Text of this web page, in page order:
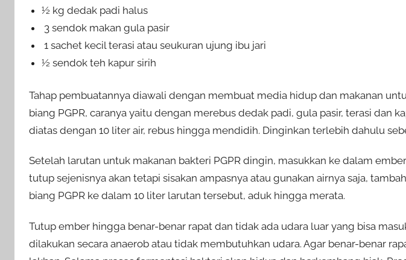
½ kg dedak padi halus
3 sendok makan gula pasir
1 sachet kecil terasi atau seukuran ujung ibu jari
½ sendok teh kapur sirih
Tahap pembuatannya diawali dengan membuat media hidup dan makanan
biang PGPR, caranya yaitu dengan merebus dedak padi, gula pasir, terasi dan
diatas dengan 10 liter air, rebus hingga mendidih. Dinginkan terlebih dahulu
Setelah larutan untuk makanan bakteri PGPR dingin, masukkan ke dalam
tutup sejenisnya akan tetapi sisakan ampasnya atau gunakan airnya saja,
biang PGPR ke dalam 10 liter larutan tersebut, aduk hingga merata.
Tutup ember hingga benar-benar rapat dan tidak ada udara luar yang bisa
dilakukan secara anaerob atau tidak membutuhkan udara. Agar benar-benar